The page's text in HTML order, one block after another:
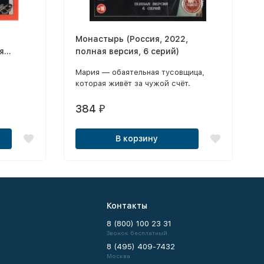
Монастырь (Россия, 2022,
полная версия, 6 серий)
Мария — обаятельная тусовщица,
которая живёт за чужой счёт.
384 ₽
В корзину
Контакты
8 (800) 100 23 31
Звонок бесплатный
8 (495) 409-7432
Москва